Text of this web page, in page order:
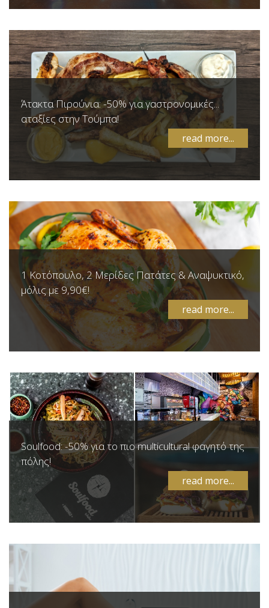
Άτακτα Πιρούνια: -50% για γαστρονομικές...
αταξίες στην Τούμπα!
read more...
1 Κοτόπουλο, 2 Μερίδες Πατάτες & Αναψυκτικό,
μόλις με 9,90€!
read more...
Soulfood: -50% για το πιο multicultural φαγητό της
πόλης!
read more...